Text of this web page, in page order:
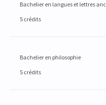
Bachelier en langues et lettres
5 crédits
Bachelier en philosophie
5 crédits